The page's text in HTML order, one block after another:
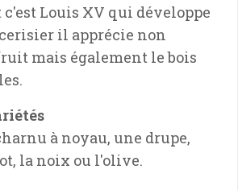
c'est Louis XV qui développe
il apprécie non
mais également le bois
à noyau, une drupe,
la noix ou l'olive.